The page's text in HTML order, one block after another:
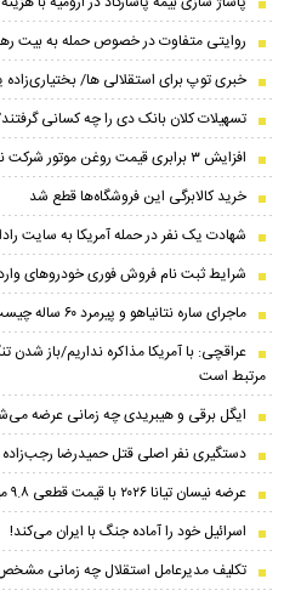
روایتی متفاوت در خصوص حمله به بیت
خبری توپ برای استقلالی ها/
تسهیلات کلان بانک دی را چه کسانی
افزایش ۳ برابری قیمت روغن موتور شرکت نفت‌پارس در یکسال !
خرید کالابرگی این فروشگاه‌ها قطع شد
شهادت یک نفر در حمله آمریکا به سایت
شرایط ثبت نام فروش فوری خودرو‌های وارداتی
ماجرای ساره نتانیاهو و پیرمرد ۶۰ ساله چیست؟
عراقچی: با آمریکا مذاکره نداریم/باز شدن
مرتبط است
ایگل برقی و هیبریدی چه زمانی عرضه
دستگیری نفر اصلی قتل حمیدرضا رجب‌زاده
عرضه نیسان تیانا ۲۰۲۶ با قیمت قطعی ۹.۸ میلیارد تومان
اسرائیل خود را آماده جنگ با ایران می‌کند!
تکلیف مدیرعامل استقلال چه زمانی